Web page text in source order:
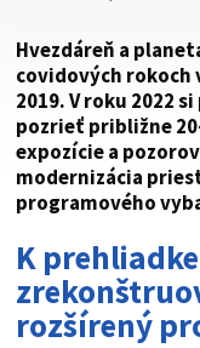
Hvezdáreň a
covidových
2019. V roku 2022
pozrieť približne
expozície a
modernizácia
programového
K
rozšírený